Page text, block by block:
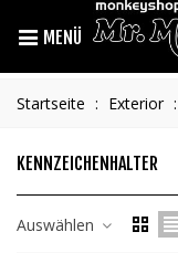
MENÜ
Startseite : Exterior :
KENNZEICHENHALTER
Auswählen